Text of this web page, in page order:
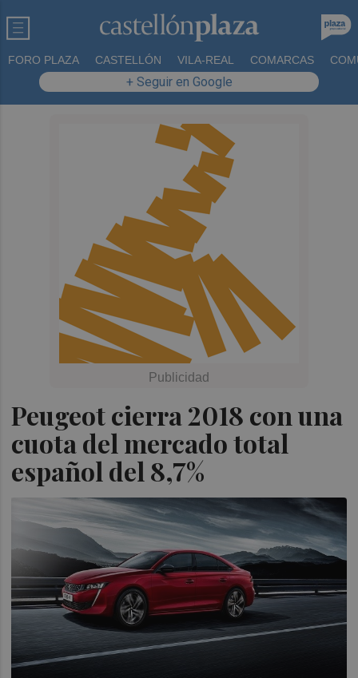
FORO PLAZA CASTELLÓN VILA-REAL COMARCAS
+ Seguir en Google
Peugeot cierra 2018 con una
cuota del mercado total
español del 8,7%